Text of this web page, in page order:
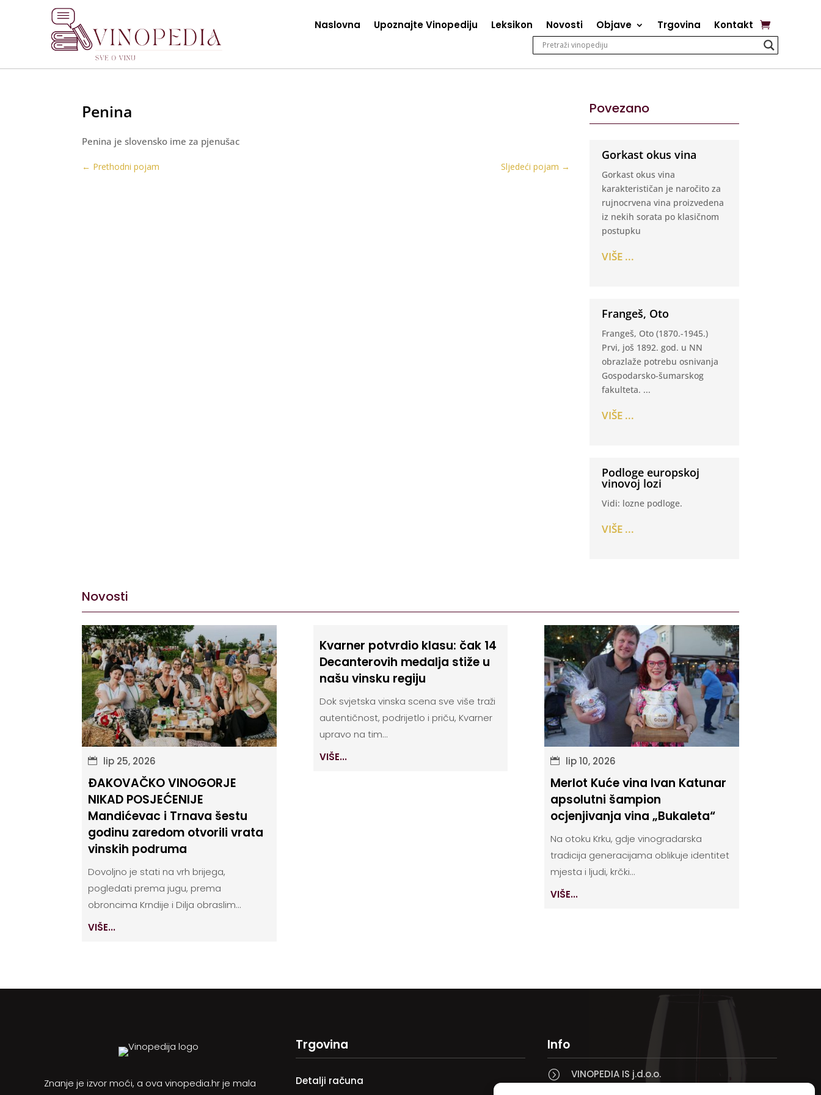
Naslovna Upoznajte Vinopediju Leksikon Novosti Objave Trgovina Kontakt
Penina
Penina je slovensko ime za pjenušac
← Prethodni pojam Sljedeći pojam →
Povezano
Gorkast okus vina
Gorkast okus vina
karakterističan je naročito za
rujnocrvena vina proizvedena
iz nekih sorata po klasičnom
postupku
VIŠE ...
Frangeš, Oto
Frangeš, Oto (1870.-1945.)
Prvi, još 1892. god. u NN
obrazlaže potrebu osnivanja
Gospodarsko-šumarskog
fakulteta. ...
VIŠE ...
Podloge europskoj
vinovoj lozi
Vidi: lozne podloge.
VIŠE ...
Novosti
lip 25, 2026
ĐAKOVAČKO VINOGORJE
NIKAD POSJEĆENIJE
Mandićevac i Trnava šestu
godinu zaredom otvorili vrata
vinskih podruma
Dovoljno je stati na vrh brijega,
pogledati prema jugu, prema
obroncima Krndije i Dilja obraslim...
VIŠE...
Kvarner potvrdio klasu: čak 14
Decanterovih medalja stiže u
našu vinsku regiju
Dok svjetska vinska scena sve više traži
autentičnost, podrijetlo i priču, Kvarner
upravo na tim...
VIŠE...
lip 10, 2026
Merlot Kuće vina Ivan Katunar
apsolutni šampion
ocjenjivanja vina „Bukaleta“
Na otoku Krku, gdje vinogradarska
tradicija generacijama oblikuje identitet
mjesta i ljudi, krčki...
VIŠE...
Znanje je izvor moći, a ova vinopedia.hr je mala
Trgovina
Detalji računa
Info
= VINOPEDIA IS j.d.o.o.